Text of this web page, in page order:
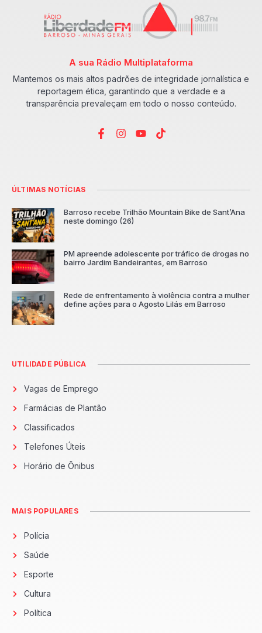
A sua Rádio Multiplataforma
Mantemos os mais altos padrões de integridade jornalística e
reportagem ética, garantindo que a verdade e a
transparência prevaleçam em todo o nosso conteúdo.
ÚLTIMAS NOTÍCIAS
Barroso recebe Trilhão Mountain Bike de Sant’Ana
neste domingo (26)
PM apreende adolescente por tráfico de drogas no
bairro Jardim Bandeirantes, em Barroso
Rede de enfrentamento à violência contra a mulher
define ações para o Agosto Lilás em Barroso
UTILIDADE PÚBLICA
Vagas de Emprego
Farmácias de Plantão
Classificados
Telefones Úteis
Horário de Ônibus
MAIS POPULARES
Polícia
Saúde
Esporte
Cultura
Política